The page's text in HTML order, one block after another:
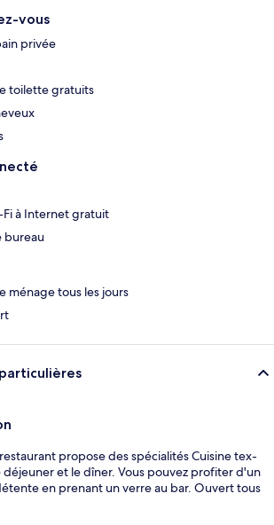
vous
privée
toilette gratuits
Fi à Internet gratuit
bureau
ménage tous les jours
propose des spécialités Cuisine tex-
déjeuner et le dîner. Vous pouvez profiter d'un
en prenant un verre au bar. Ouvert tous